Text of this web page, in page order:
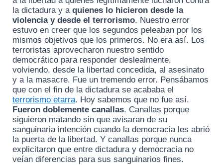
la dictadura y a quienes lo hicieron desde la
violencia y desde el terrorismo. Nuestro error
estuvo en creer que los segundos peleaban por los
mismos objetivos que los primeros. No era así. Los
terroristas aprovecharon nuestro sentido
democrático para responder deslealmente,
volviendo, desde la libertad concedida, al asesinato
y a la masacre. Fue un tremendo error. Pensábamos
que con el fin de la dictadura se acababa el
terrorismo etarra. Hoy sabemos que no fue así.
Fueron doblemente canallas. Canallas porque
siguieron matando sin que avisaran de su
sanguinaria intención cuando la democracia les abrió
la puerta de la libertad. Y canallas porque nunca
explicitaron que entre dictadura y democracia no
veían diferencias para sus sanguinarios fines.